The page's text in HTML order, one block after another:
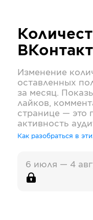
Изменение
оставленных
за месяц.
лайков,
странице — это
активность
Как разобраться в
6 июля — 4